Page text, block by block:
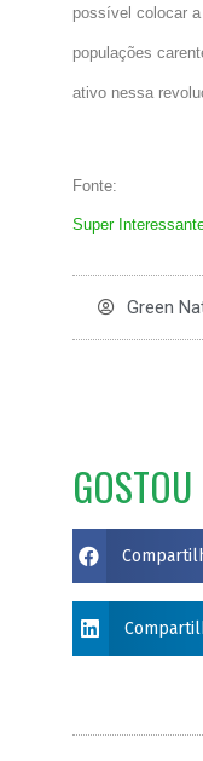
possível colocar
populações
ativo nessa
Fonte:
Super
Green